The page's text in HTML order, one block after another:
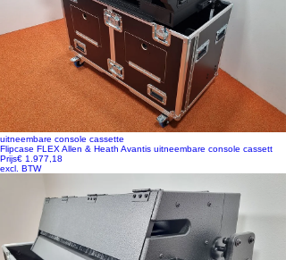
uitneembare console cassette
Flipcase FLEX Allen & Heath Avantis uitneembare console cassett
Prijs€ 1.977,18
excl. BTW